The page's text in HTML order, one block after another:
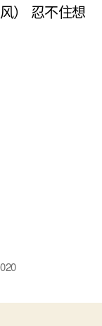
） 忍不住想